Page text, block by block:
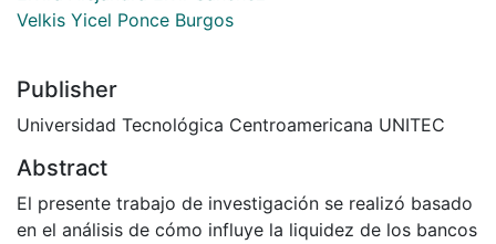
Velkis Yicel Ponce Burgos
Publisher
Universidad Tecnológica Centroamericana UNITEC
Abstract
El presente trabajo de investigación se realizó basado
en el análisis de cómo influye la liquidez de los bancos